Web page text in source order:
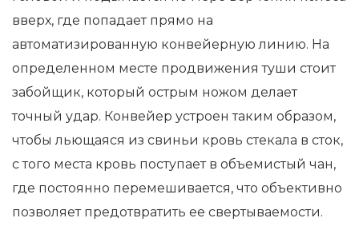
вверх, где попадает прямо на
автоматизированную конвейерную линию. На
определенном месте продвижения туши стоит
забойщик, который острым ножом делает
точный удар. Конвейер устроен таким образом,
чтобы льющаяся из свиньи кровь стекала в сток,
с того места кровь поступает в объемистый чан,
где постоянно перемешивается, что объективно
позволяет предотвратить ее свертываемости.